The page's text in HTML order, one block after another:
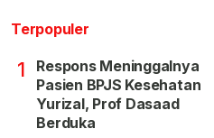
Terpopuler
1
Respons Meninggalnya
Pasien BPJS Kesehatan
Yurizal, Prof Dasaad
Berduka